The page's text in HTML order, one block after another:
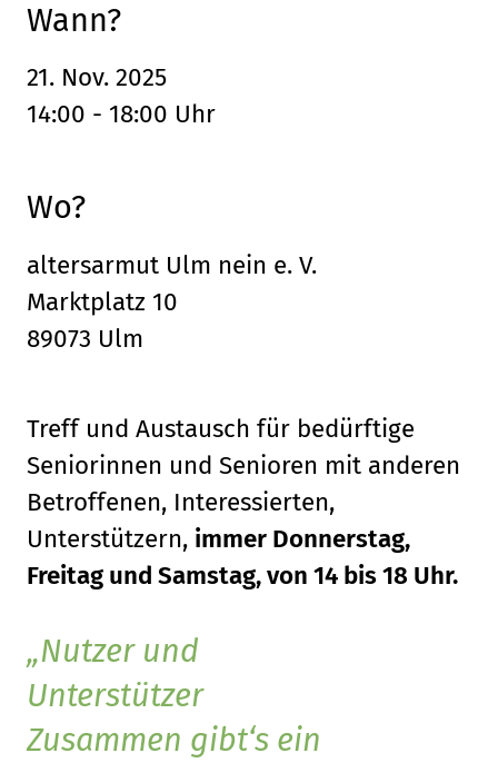
Wann?
21. Nov. 2025
14:00 - 18:00 Uhr
Wo?
altersarmut Ulm nein e. V.
Marktplatz 10
89073 Ulm
Treff und Austausch für bedürftige
Seniorinnen und Senioren mit anderen
Betroffenen, Interessierten,
Unterstützern, immer Donnerstag,
Freitag und Samstag, von 14 bis 18 Uhr.
Nutzer und
Unterstützer
Zusammen gibt‘s ein